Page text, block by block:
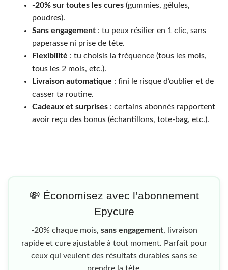
-20% sur toutes les cures (gummies, gélules,
poudres).
Sans engagement : tu peux résilier en 1 clic, sans
paperasse ni prise de tête.
Flexibilité : tu choisis la fréquence (tous les mois,
tous les 2 mois, etc.).
Livraison automatique : fini le risque d’oublier et de
casser ta routine.
Cadeaux et surprises : certains abonnés rapportent
avoir reçu des bonus (échantillons, tote-bag, etc.).
💸 Économisez avec l’abonnement
Epycure
-20% chaque mois, sans engagement, livraison
rapide et cure ajustable à tout moment. Parfait pour
ceux qui veulent des résultats durables sans se
prendre la tête.